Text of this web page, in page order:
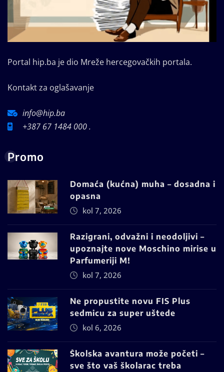
Portal hip.ba je dio Mreže hercegovačkih portala.
Kontakt za oglašavanje
info@hip.ba
+387 67 1484 000 .
Promo
Domaća (kućna) muha – dosadna i
opasna
kol 7, 2026
Razigrani, odvažni i neodoljivi –
upoznajte nove Moschino mirise u
Parfumeriji M!
kol 7, 2026
Ne propustite novu FIS Plus
sedmicu za super uštede
kol 6, 2026
Školska avantura može početi –
sve što vaš školarac treba